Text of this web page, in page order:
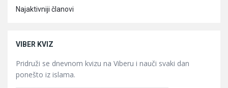
Najaktivniji članovi
VIBER KVIZ
Pridruži se dnevnom kvizu na Viberu i nauči svaki dan
ponešto iz islama.